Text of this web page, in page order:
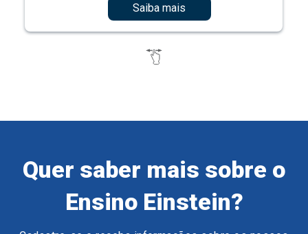
Saiba mais
Quer saber mais sobre o
Ensino Einstein?